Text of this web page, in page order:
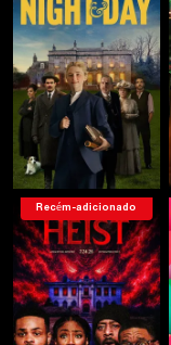
Recém-adicionado